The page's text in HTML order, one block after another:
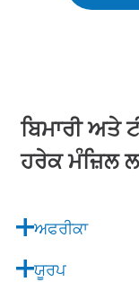
ਬਿਮਾਰੀ ਅਤੇ
ਹਰੇਕ ਮੰਜ਼ਿਲ
ਅਫਰੀਕਾ
ਯੂਰਪ